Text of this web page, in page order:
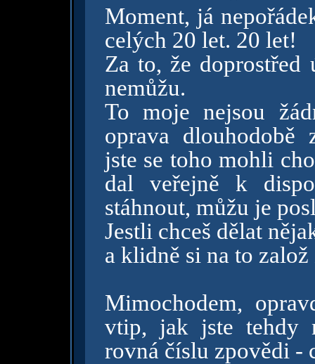
Moment, já
celých 20 let. 20 let!
Za to, že
nemůžu.
To moje nejsou
oprava dlouhodobě
jste se toho mohli
dal veřejně k
stáhnout, můžu je
Jestli chceš dělat
a klidně si na to
Mimochodem,
vtip, jak jste tehdy
rovná číslu zpovědi -